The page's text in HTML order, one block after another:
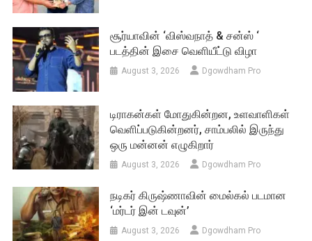
சூர்யாவின் ‘விஸ்வநாத் & சன்ஸ் ‘
படத்தின் இசை வெளியீட்டு விழா
August 3, 2026 Dgowdham Pro
டிராகன்கள் மோதுகின்றன, உளவாளிகள்
வெளிப்படுகின்றனர், சாம்பலில் இருந்து
ஒரு மன்னன் எழுகிறார்
August 3, 2026 Dgowdham Pro
நடிகர் கிருஷ்ணாவின் மைல்கல் படமான
‘மர்டர் இன் டவுன்’
August 3, 2026 Dgowdham Pro